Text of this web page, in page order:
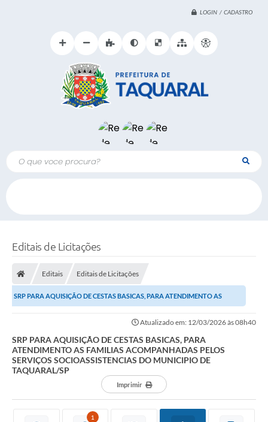
LOGIN / CADASTRO
O que voce procura?
Editais de Licitações
Editais Editais de Licitações
SRP PARA AQUISIÇÃO DE CESTAS BASICAS, PARA ATENDIMENTO AS
FAMILIAS ACOMPANHADAS PELOS SERVIÇOS...
Atualizado em: 12/03/2026 às 08h40
SRP PARA AQUISIÇÃO DE CESTAS BASICAS, PARA
ATENDIMENTO AS FAMILIAS ACOMPANHADAS PELOS
SERVIÇOS SOCIOASSISTENCIAS DO MUNICIPIO DE
TAQUARAL/SP
Imprimir
1